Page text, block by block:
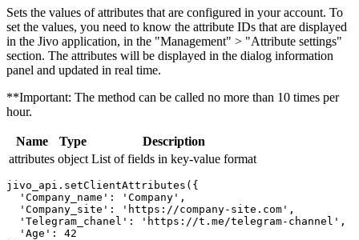
Sets the values ​​of attributes that are configured in your account. To
set the values, you need to know the attribute IDs that are displayed
in the Jivo application, in the "Management" > "Attribute settings"
section. The attributes will be displayed in the dialog information
panel and updated in real time.
**Important: The method can be called no more than 10 times per
hour.
Name Type
Description
attributes object List of fields in key-value format
jivo_api.setClientAttributes({
  'Company_name': 'Company',
  'Company_site': 'https://company-site.com',
  'Telegram_chanel': 'https://t.me/telegram-channel',
  'Age': 42